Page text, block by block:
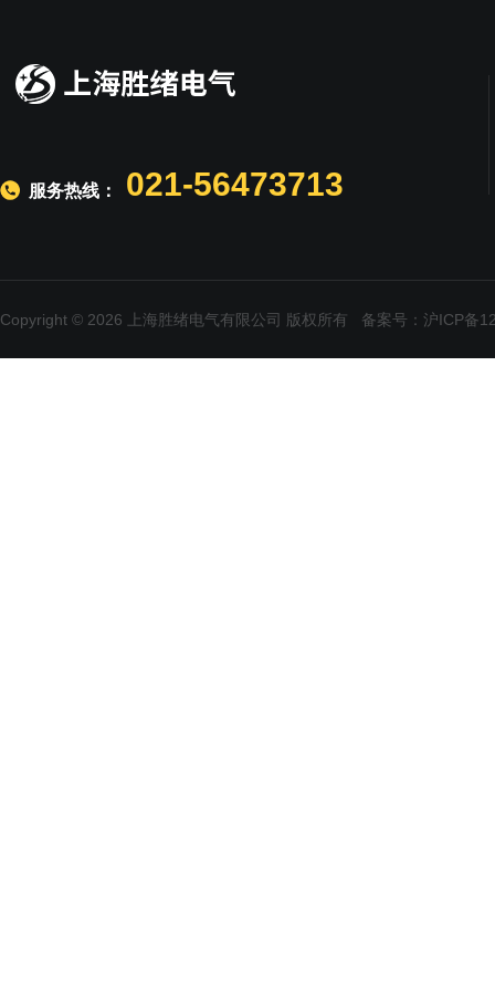
服务热线： 021-56473713
Copyright © 2026 上海胜绪电气有限公司 版权所有 备案号：沪ICP备